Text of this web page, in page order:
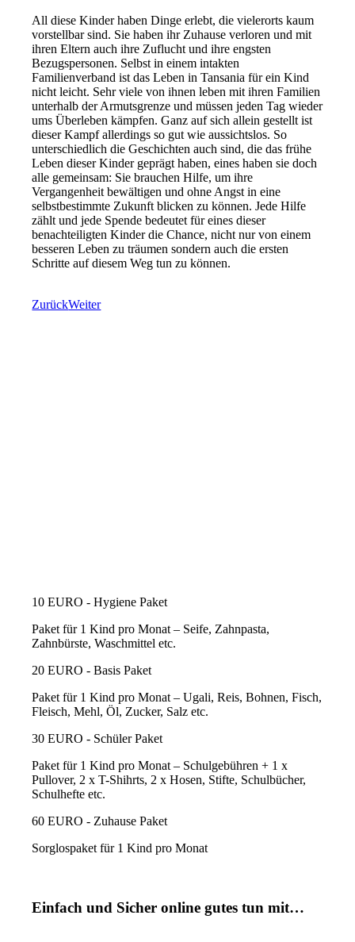
All diese Kinder haben Dinge erlebt, die vielerorts kaum
vorstellbar sind. Sie haben ihr Zuhause verloren und mit
ihren Eltern auch ihre Zuflucht und ihre engsten
Bezugspersonen. Selbst in einem intakten
Familienverband ist das Leben in Tansania für ein Kind
nicht leicht. Sehr viele von ihnen leben mit ihren Familien
unterhalb der Armutsgrenze und müssen jeden Tag wieder
ums Überleben kämpfen. Ganz auf sich allein gestellt ist
dieser Kampf allerdings so gut wie aussichtslos. So
unterschiedlich die Geschichten auch sind, die das frühe
Leben dieser Kinder geprägt haben, eines haben sie doch
alle gemeinsam: Sie brauchen Hilfe, um ihre
Vergangenheit bewältigen und ohne Angst in eine
selbstbestimmte Zukunft blicken zu können. Jede Hilfe
zählt und jede Spende bedeutet für eines dieser
benachteiligten Kinder die Chance, nicht nur von einem
besseren Leben zu träumen sondern auch die ersten
Schritte auf diesem Weg tun zu können.
ZurückWeiter
10 EURO - Hygiene Paket
Paket für 1 Kind pro Monat – Seife, Zahnpasta,
Zahnbürste, Waschmittel etc.
20 EURO - Basis Paket
Paket für 1 Kind pro Monat – Ugali, Reis, Bohnen, Fisch,
Fleisch, Mehl, Öl, Zucker, Salz etc.
30 EURO - Schüler Paket
Paket für 1 Kind pro Monat – Schulgebühren + 1 x
Pullover, 2 x T-Shihrts, 2 x Hosen, Stifte, Schulbücher,
Schulhefte etc.
60 EURO - Zuhause Paket
Sorglospaket für 1 Kind pro Monat
Einfach und Sicher online gutes tun mit…